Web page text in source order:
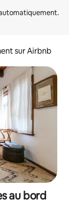
sur Airbnb
au bord